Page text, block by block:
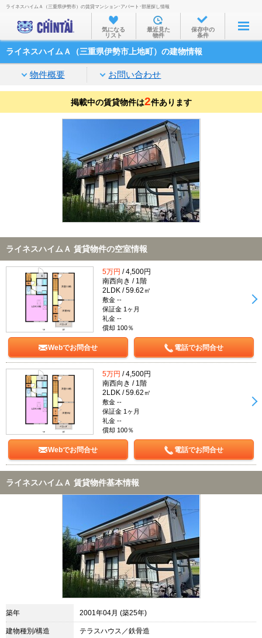
お部屋を探す
沿線・駅から
住所から
家賃相場から
通勤通学時間から
物件特集から
不動産会社から
TOP
ライネスハイムＡ（三重県伊勢市）の賃貸マンション･アパート･部屋探し情報
気になる
リスト
最近見た
物件
保存中の
条件
ライネスハイムＡ（三重県伊勢市上地町）の建物情報
物件概要 お問い合わせ
掲載中の賃貸物件は2件あります
ライネスハイムＡ 賃貸物件の空室情報
5万円 / 4,500円
南西向き / 1階
2LDK / 59.62㎡
敷金 --
保証金 1ヶ月
礼金 --
償却 100％
Webでお問合せ 電話でお問合せ
5万円 / 4,500円
南西向き / 1階
2LDK / 59.62㎡
敷金 --
保証金 1ヶ月
礼金 --
償却 100％
Webでお問合せ 電話でお問合せ
ライネスハイムＡ 賃貸物件基本情報
築年 2001年04月 (築25年)
建物種別/構造 テラスハウス／鉄骨造